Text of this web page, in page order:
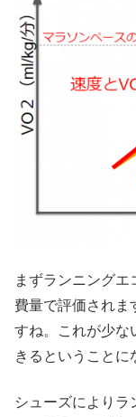
まずランニング
費量で評価されま
すね。これが少な
きるということに
シューズによりラ